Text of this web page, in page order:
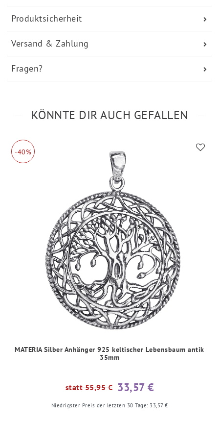
Produktsicherheit
Versand & Zahlung
Fragen?
KÖNNTE DIR AUCH GEFALLEN
-40%
MATERIA Silber Anhänger 925 keltischer Lebensbaum antik
35mm
statt 55,95 € 33,57 €
Niedrigster Preis der letzten 30 Tage: 33,57 €